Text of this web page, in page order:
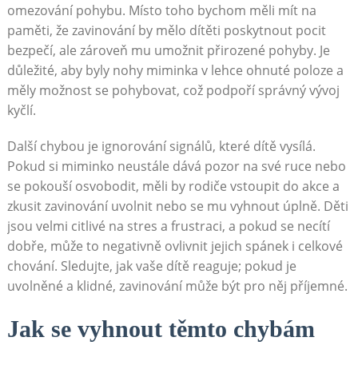
omezování pohybu. Místo toho bychom měli mít na
paměti, že zavinování by mělo dítěti poskytnout pocit
bezpečí, ale zároveň mu umožnit přirozené pohyby. Je
důležité, aby byly nohy miminka v lehce ohnuté poloze a
měly možnost se pohybovat, což podpoří správný vývoj
kyčlí.
Další chybou je ignorování signálů, které dítě vysílá.
Pokud si miminko neustále dává pozor na své ruce nebo
se pokouší osvobodit, měli by rodiče vstoupit do akce a
zkusit zavinování uvolnit nebo se mu vyhnout úplně. Děti
jsou velmi citlivé na stres a frustraci, a pokud se necítí
dobře, může to negativně ovlivnit jejich spánek i celkové
chování. Sledujte, jak vaše dítě reaguje; pokud je
uvolněné a klidné, zavinování může být pro něj příjemné.
Jak se vyhnout těmto chybám